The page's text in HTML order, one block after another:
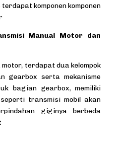
komponen komponen
Manual Motor dan
motor, terdapat dua kelompok
gearbox serta mekanisme
bagian gearbox, memiliki
transmisi mobil akan
giginya berbeda